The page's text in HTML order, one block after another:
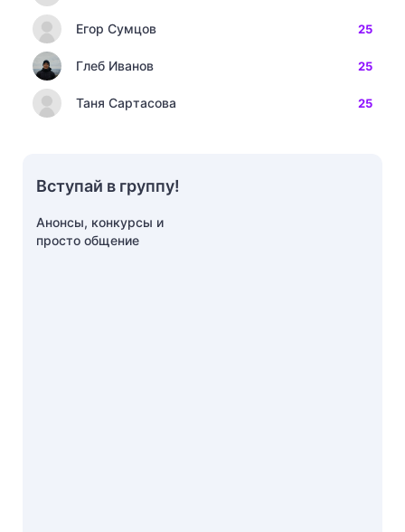
Егор Сумцов 25
Глеб Иванов 25
Таня Сартасова 25
Вступай в группу!
Анонсы, конкурсы и
просто общение